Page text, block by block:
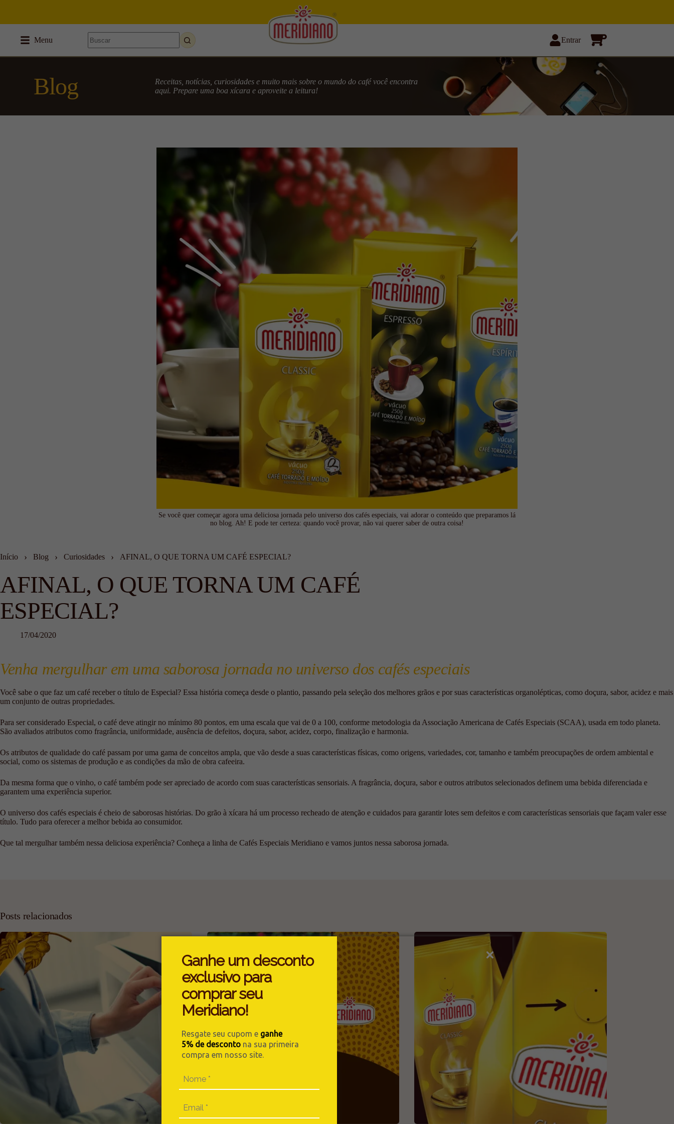
Ganhe um desconto
exclusivo para
comprar seu
Meridiano!
Resgate seu cupom e ganhe
5% de desconto na sua primeira
compra em nosso site.
Menu Entrar
Blog
Receitas, notícias, curiosidades e muito mais sobre o mundo do café você encontra
aqui. Prepare uma boa xícara e aproveite a leitura!
Se você quer começar agora uma deliciosa jornada pelo universo dos cafés especiais, vai adorar o conteúdo que preparamos lá
no blog. Ah! E pode ter certeza: quando você provar, não vai querer saber de outra coisa!
Início › Blog › Curiosidades › AFINAL, O QUE TORNA UM CAFÉ ESPECIAL?
AFINAL, O QUE TORNA UM CAFÉ
ESPECIAL?
17/04/2020
Venha mergulhar em uma saborosa jornada no universo dos cafés especiais
Você sabe o que faz um café receber o título de Especial? Essa história começa desde o plantio, passando pela seleção dos melhores grãos e por suas características organolépticas, como doçura, sabor, acidez e mais
um conjunto de outras propriedades.
Para ser considerado Especial, o café deve atingir no mínimo 80 pontos, em uma escala que vai de 0 a 100, conforme metodologia da Associação Americana de Cafés Especiais (SCAA), usada em todo planeta.
São avaliados atributos como fragrância, uniformidade, ausência de defeitos, doçura, sabor, acidez, corpo, finalização e harmonia.
Os atributos de qualidade do café passam por uma gama de conceitos ampla, que vão desde a suas características físicas, como origens, variedades, cor, tamanho e também preocupações de ordem ambiental e
social, como os sistemas de produção e as condições da mão de obra cafeeira.
Da mesma forma que o vinho, o café também pode ser apreciado de acordo com suas características sensoriais. A fragrância, doçura, sabor e outros atributos selecionados definem uma bebida diferenciada e
garantem uma experiência superior.
O universo dos cafés especiais é cheio de saborosas histórias. Do grão à xícara há um processo recheado de atenção e cuidados para garantir lotes sem defeitos e com características sensoriais que façam valer esse
título. Tudo para oferecer a melhor bebida ao consumidor.
Que tal mergulhar também nessa deliciosa experiência? Conheça a linha de Cafés Especiais Meridiano e vamos juntos nessa saborosa jornada.
Posts relacionados